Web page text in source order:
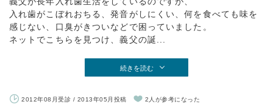
入れ歯がこぼれおちる、発音がしにくい、何を食べても味を
感じない、口臭がきついなどで困っていました。
ネットでこちらを見つけ、義父の誕...
続きを読む
2012年08月受診 / 2013年05月投稿 2人が参考になった